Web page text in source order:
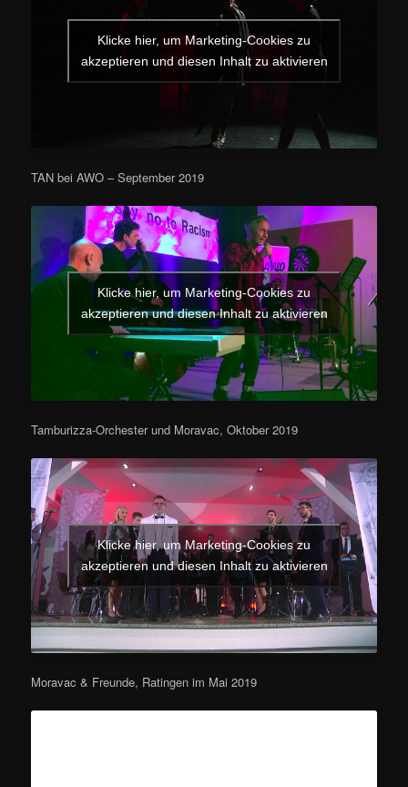
Klicke hier, um Marketing-Cookies zu
akzeptieren und diesen Inhalt zu aktivieren
TAN bei AWO – September 2019
Klicke hier, um Marketing-Cookies zu
akzeptieren und diesen Inhalt zu aktivieren
Tamburizza-Orchester und Moravac, Oktober 2019
Klicke hier, um Marketing-Cookies zu
akzeptieren und diesen Inhalt zu aktivieren
Moravac & Freunde, Ratingen im Mai 2019